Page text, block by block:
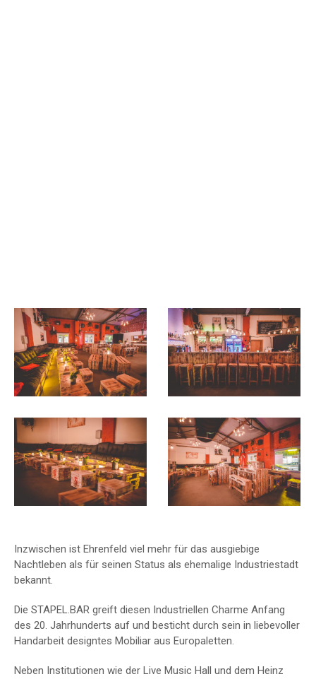
Inzwischen ist Ehrenfeld viel mehr für das ausgiebige
Nachtleben als für seinen Status als ehemalige Industriestadt
bekannt.
Die STAPEL.BAR greift diesen Industriellen Charme Anfang
des 20. Jahrhunderts auf und besticht durch sein in liebevoller
Handarbeit designtes Mobiliar aus Europaletten.
Neben Institutionen wie der Live Music Hall und dem Heinz